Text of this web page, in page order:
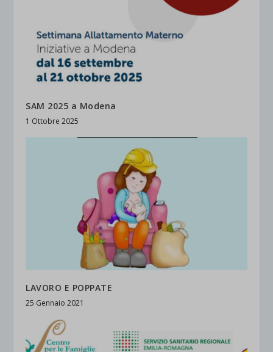
SAM 2025 a Modena
1 Ottobre 2025
LAVORO E POPPATE
25 Gennaio 2021